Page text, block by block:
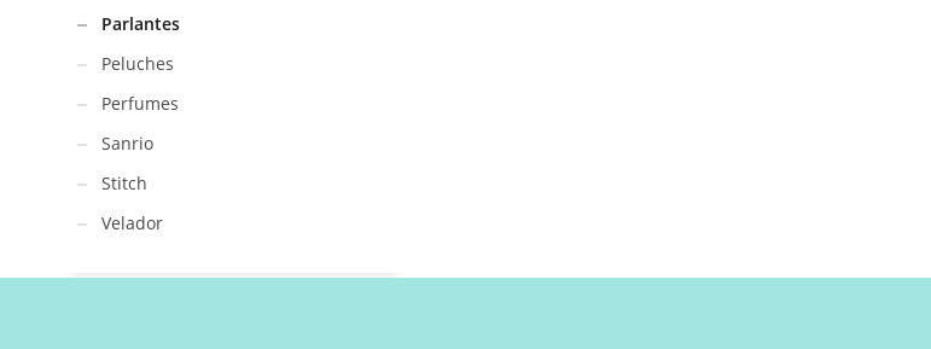
Parlantes
Peluches
Perfumes
Sanrio
Stitch
Velador